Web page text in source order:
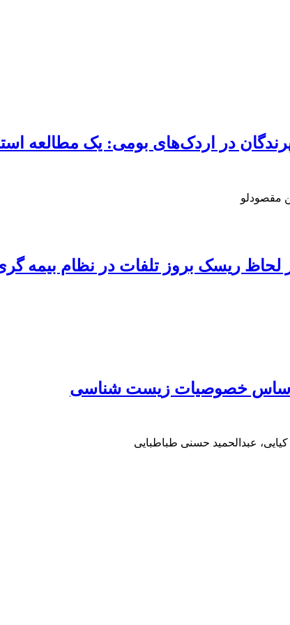
در اردک‌های بومی: یک مطالعه
مقصودلو
لحاظ ریسک بروز تلفات در نظام بیمه
بر اساس خصوصیات زیست شناسی
عبدالحمید حسنی طباطبایی